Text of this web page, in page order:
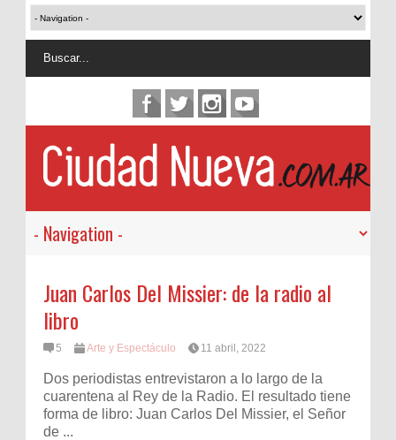
Juan Carlos Del Missier: de la radio al
libro
5 Arte y Espectáculo 11 abril, 2022
Dos periodistas entrevistaron a lo largo de la
cuarentena al Rey de la Radio. El resultado tiene
forma de libro: Juan Carlos Del Missier, el Señor
de ...